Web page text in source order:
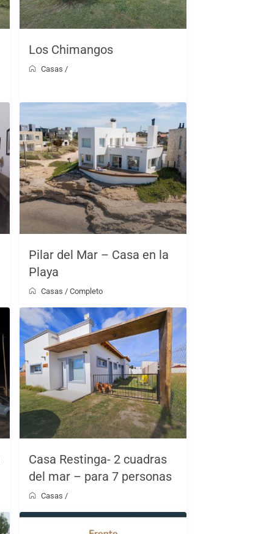
Los Chimangos
Casas /
Pilar del Mar – Casa en la
Playa
Casas / Completo
Casa Restinga- 2 cuadras
del mar – para 7 personas
Casas /